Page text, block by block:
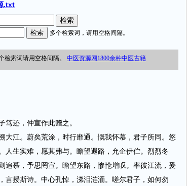
.txt
还，仲宣作此赠之。
江。蔚矣荒涂，时行靡通。慨我怀慕，君子所同。悠
人生实难，愿其弗与。瞻望遐路，允企伊伫。烈烈冬
追慕，予思罔宣。瞻望东路，惨怆增叹。率彼江流，爰
言授斯诗。中心孔悼，涕泪涟洏。嗟尔君子，如何勿